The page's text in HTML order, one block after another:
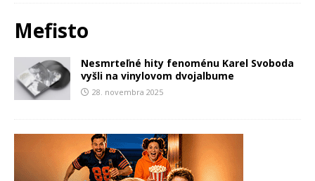
Mefisto
Nesmrteľné hity fenoménu Karel Svoboda
vyšli na vinylovom dvojalbume
28. novembra 2025